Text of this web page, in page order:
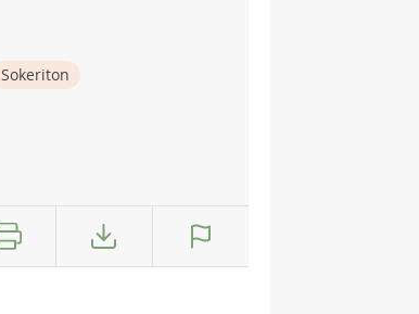
Sokeriton